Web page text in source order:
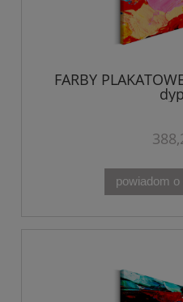
FARBY
powiadom